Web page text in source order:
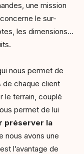
une mission
le sur-
les dimensions…
nous permet de
de chaque client
le terrain, couplé
permet de lui
préserver la
nous avons une
l’avantage de